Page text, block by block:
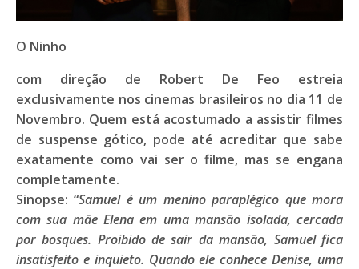
O Ninho
com direção de Robert De Feo estreia
exclusivamente nos cinemas brasileiros no dia 11 de
Novembro. Quem está acostumado a assistir filmes
de suspense gótico, pode até acreditar que sabe
exatamente como vai ser o filme, mas se engana
completamente.
Sinopse: “Samuel é um menino paraplégico que mora
com sua mãe Elena em uma mansão isolada, cercada
por bosques. Proibido de sair da mansão, Samuel fica
insatisfeito e inquieto. Quando ele conhece Denise, uma